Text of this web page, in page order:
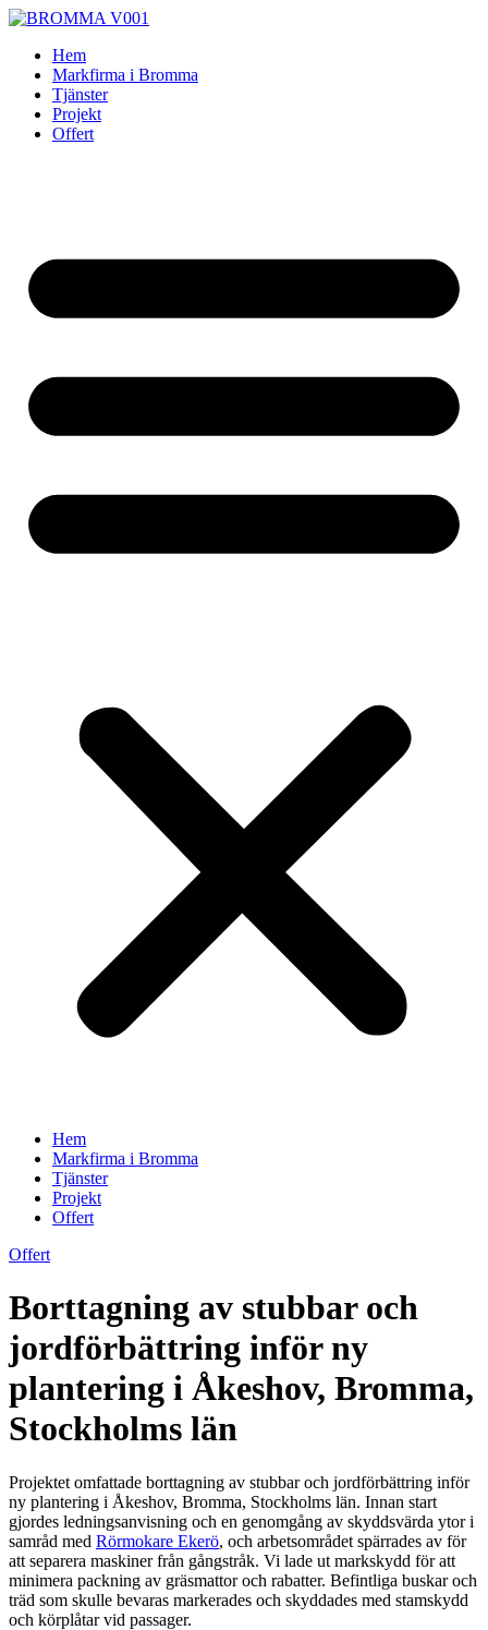
Skip
contentHem
Markfirma i Bromma
Tjänster
Projekt
Offert
Hem
Markfirma i Bromma
Tjänster
Projekt
Offert
Offert
Borttagning av stubbar och
jordförbättring inför ny
plantering i Åkeshov, Bromma,
Stockholms län
Projektet omfattade borttagning av stubbar och jordförbättring inför
ny plantering i Åkeshov, Bromma, Stockholms län. Innan start
gjordes ledningsanvisning och en genomgång av skyddsvärda ytor i
samråd med Rörmokare Ekerö, och arbetsområdet spärrades av för
att separera maskiner från gångstråk. Vi lade ut markskydd för att
minimera packning av gräsmattor och rabatter. Befintliga buskar och
träd som skulle bevaras markerades och skyddades med stamskydd
och körplåtar vid passager.